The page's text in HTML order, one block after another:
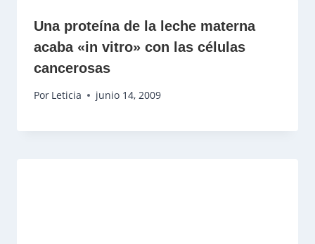
Una proteína de la leche materna
acaba «in vitro» con las células
cancerosas
Por Leticia junio 14, 2009